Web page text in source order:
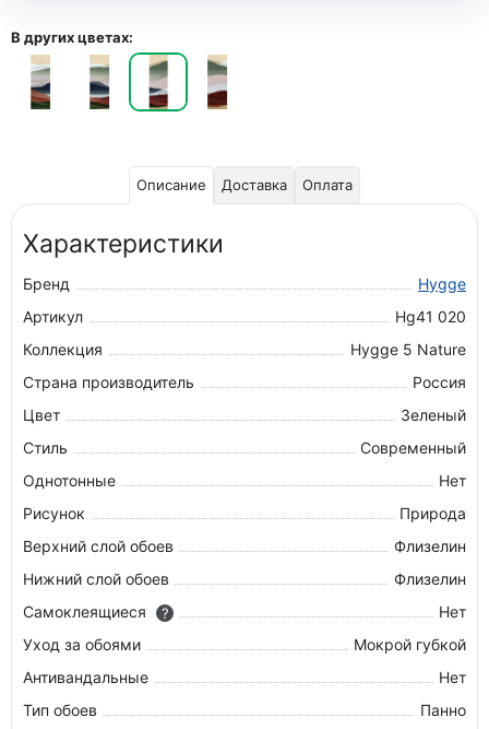
В других цветах:
Описание Доставка Оплата
Характеристики
Бренд
Hygge
Артикул
Hg41 020
Коллекция
Hygge 5 Nature
Страна производитель
Россия
Цвет
Зеленый
Стиль
Современный
Однотонные
Нет
Рисунок
Природа
Верхний слой обоев
Флизелин
Нижний слой обоев
Флизелин
Самоклеящиеся
?
Нет
Уход за обоями
Мокрой губкой
Антивандальные
Нет
Тип обоев
Панно